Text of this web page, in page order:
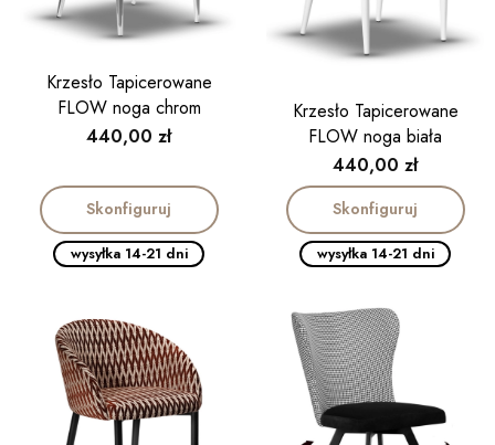
Krzesło Tapicerowane
FLOW noga chrom
Cena
440,00 zł
Skonfiguruj
wysyłka 14-21 dni
Krzesło Tapicerowane
FLOW noga biała
Cena
440,00 zł
Skonfiguruj
wysyłka 14-21 dni